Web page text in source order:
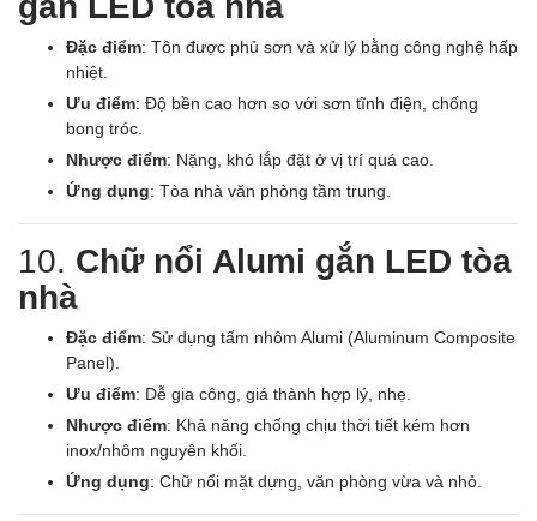
Đặc điểm: Tôn được phủ sơn và xử lý bằng công nghệ hấp
nhiệt.
Ưu điểm: Độ bền cao hơn so với sơn tĩnh điện, chống
bong tróc.
Nhược điểm: Nặng, khó lắp đặt ở vị trí quá cao.
Ứng dụng: Tòa nhà văn phòng tầm trung.
10. Chữ nổi Alumi gắn LED tòa
nhà
Đặc điểm: Sử dụng tấm nhôm Alumi (Aluminum Composite
Panel).
Ưu điểm: Dễ gia công, giá thành hợp lý, nhẹ.
Nhược điểm: Khả năng chống chịu thời tiết kém hơn
inox/nhôm nguyên khối.
Ứng dụng: Chữ nổi mặt dựng, văn phòng vừa và nhỏ.